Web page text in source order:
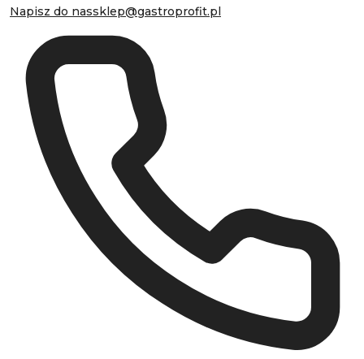
Napisz do nassklep@gastroprofit.pl